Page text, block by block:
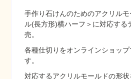
手作り石けんのためのアクリル
ル(長方形)横ハーフ＞に対応する
売。
各種仕切りをオンラインショッ
す。
対応するアクリルモールドの形